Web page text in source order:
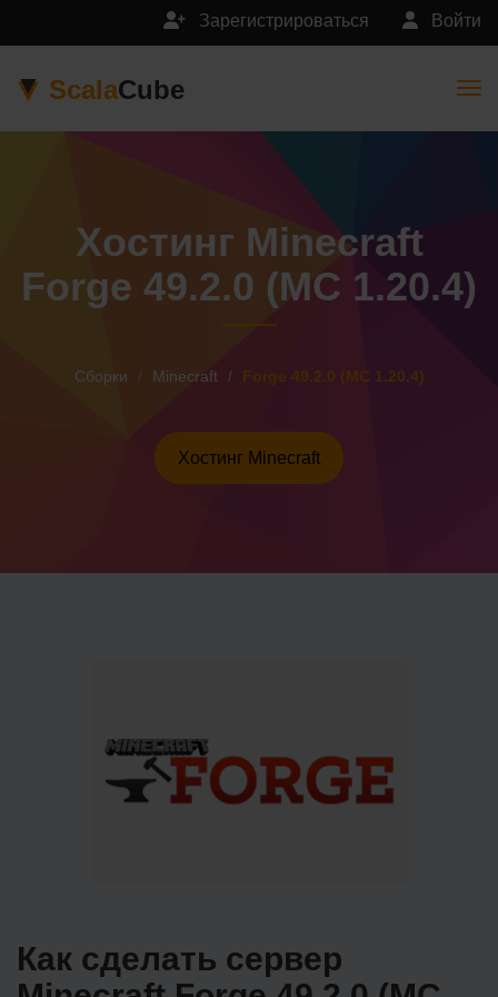
Войти
Зарегистрироваться
ScalaCube
Хостинг Minecraft
Forge 49.2.0 (MC 1.20.4)
Сборки Minecraft Forge 49.2.0 (MC 1.20.4)
Хостинг Minecraft
Как сделать сервер